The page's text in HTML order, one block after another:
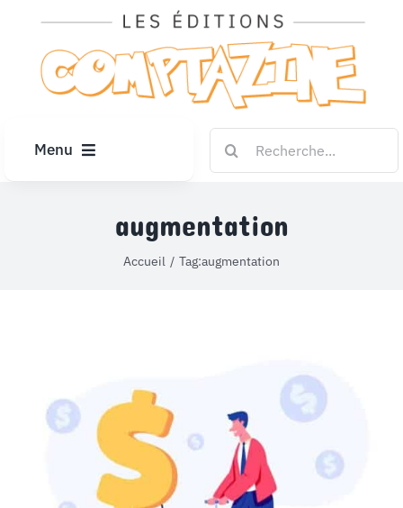
contenu
Menu
MON COMPTE
PANIER
augmentation
Accueil Tag:augmentation